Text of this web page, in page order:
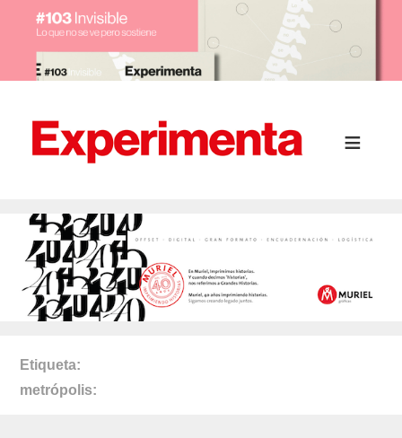
Etiqueta
metrópolis